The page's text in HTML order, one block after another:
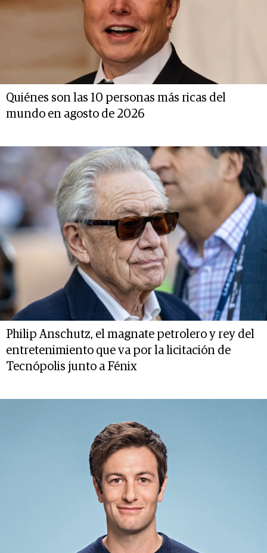
Quiénes son las 10 personas más ricas del
mundo en agosto de 2026
Philip Anschutz, el magnate petrolero y rey del
entretenimiento que va por la licitación de
Tecnópolis junto a Fénix